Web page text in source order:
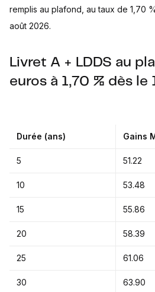
remplis au plafond, au taux de 1,70
août 2026.
Livret A + LDDS au
euros à 1,70 % dès
Durée (ans) Gains
5 51.22
10 53.48
15 55.86
20 58.39
25 61.06
30 63.90